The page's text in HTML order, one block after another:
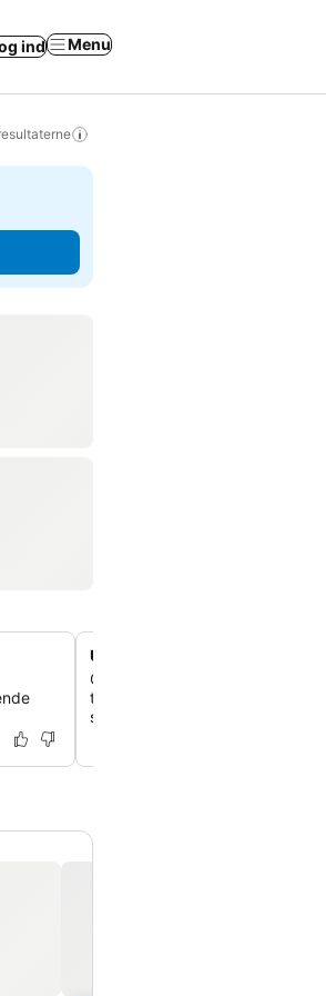
ind Menu
Unik, landsbyagtig
Oplev et særpræget design
traditioner, med forbundne
social interaktion.